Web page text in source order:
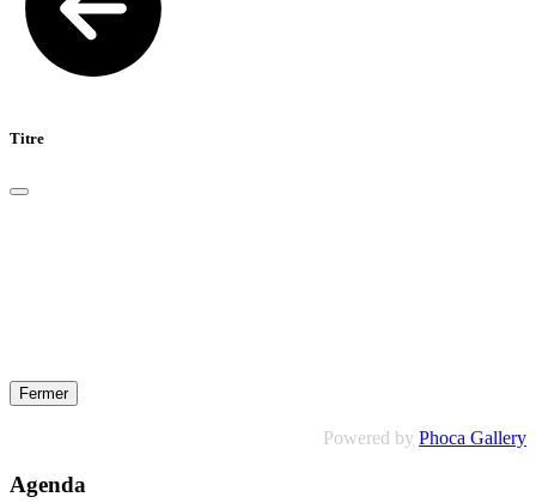
Titre
Fermer
Powered by Phoca Gallery
Agenda